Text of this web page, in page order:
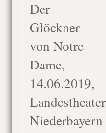
Der
Glöckner
von Notre
Dame,
14.06.2019,
Landestheater
Niederbayern